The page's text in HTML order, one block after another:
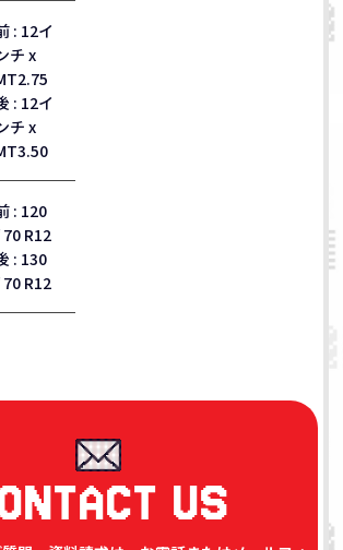
: 12イ
チ x
: 12イ
チ x
: 120
70 R12
: 130
70 R12
US